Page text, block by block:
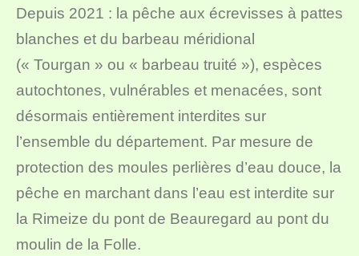
Depuis 2021 : la pêche aux écrevisses à pattes
blanches et du barbeau méridional
(« Tourgan » ou « barbeau truité »), espèces
autochtones, vulnérables et menacées, sont
désormais entièrement interdites sur
l’ensemble du département. Par mesure de
protection des moules perlières d’eau douce, la
pêche en marchant dans l’eau est interdite sur
la Rimeize du pont de Beauregard au pont du
moulin de la Folle.